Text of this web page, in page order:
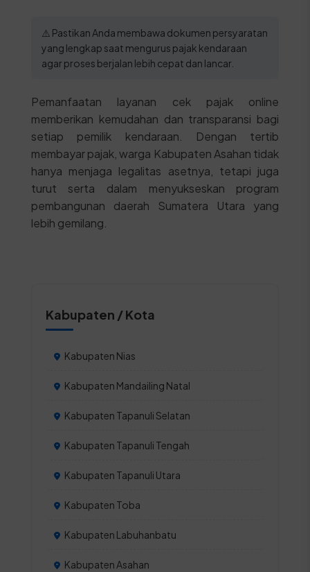
⚠️ Pastikan Anda membawa dokumen persyaratan
yang lengkap saat mengurus pajak kendaraan
agar proses berjalan lebih cepat dan lancar.
Pemanfaatan layanan cek pajak online
memberikan kemudahan dan transparansi bagi
setiap pemilik kendaraan. Dengan tertib
membayar pajak, warga Kabupaten Asahan tidak
hanya menjaga legalitas asetnya, tetapi juga
turut serta dalam menyukseskan program
pembangunan daerah Sumatera Utara yang
lebih gemilang.
Kabupaten / Kota
Kabupaten Nias
Kabupaten Mandailing Natal
Kabupaten Tapanuli Selatan
Kabupaten Tapanuli Tengah
Kabupaten Tapanuli Utara
Kabupaten Toba
Kabupaten Labuhanbatu
Kabupaten Asahan